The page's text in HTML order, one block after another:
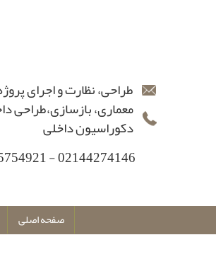
طراحی، نظارت و اجرای
معماری، بازسازی،طراحی
دکوراسیون داخلی
02144274146 - 09125754921
صفحه اصلی